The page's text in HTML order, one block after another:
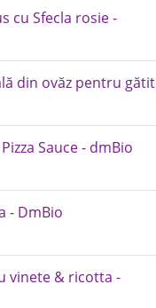
cu Sfecla rosie -
din ovăz pentru gătit
Sauce - dmBio
- DmBio
vinete & ricotta -